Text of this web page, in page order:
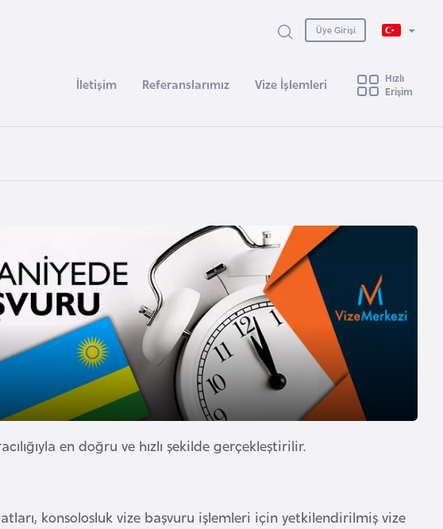
Üye Girişi
İletişim Referanslarımız Vize İşlemleri
Hızlı
Erişim
en doğru ve hızlı şekilde gerçekleştirilir.
konsolosluk vize başvuru işlemleri için yetkilendirilmiş vize